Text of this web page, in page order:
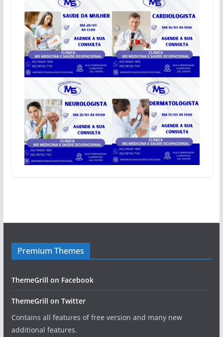
Premium Themes
ThemeGrill on Facebook
ThemeGrill on Twitter
Contains all features of free version and many new
additional features.